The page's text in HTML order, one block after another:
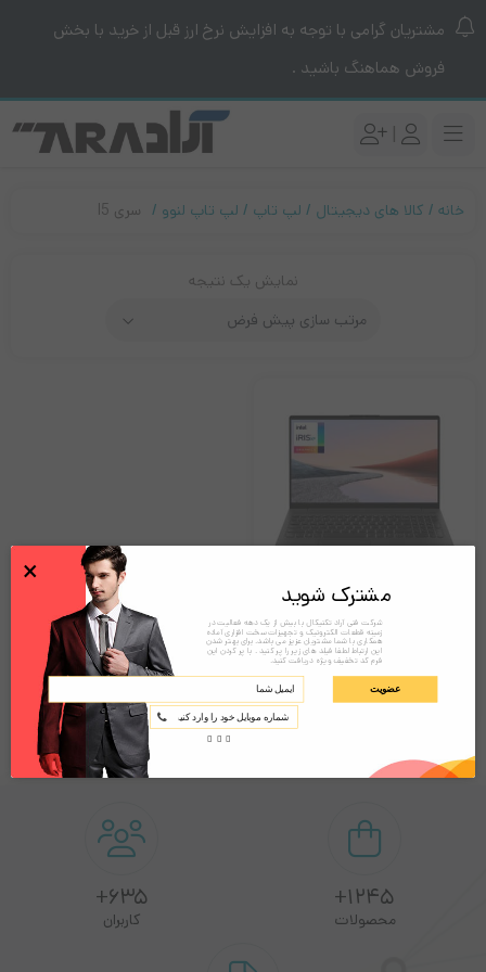
مشتریان گرامی با توجه به افزایش نرخ ارز قبل از خرید با بخش
فروش هماهنگ باشید .
|
خانه کالا های دیجیتال لپ تاپ لپ تاپ لنوو سری I5
نمایش یک نتیجه
لپ تاپ لنوو Lenovo IdeaPad 3 i5
MX350
تماس بگیرید!
1245+
محصولات
635+
کاربران
مشترک شوید
شرکت فنی آراد تکنیکال با بیش از یک دهه فعالیت در
زمینه قطعات الکترونیک و تجهیزات سخت افزاری آماده
همکاری با شما مشتریان عزیز می باشد. برای بهتر شدن
این ارتباط لطفا فیلد های زیر را پر کنید . با پر کردن این
فرم کد تخفیف ویژه دریافت کنید.
عضویت
×